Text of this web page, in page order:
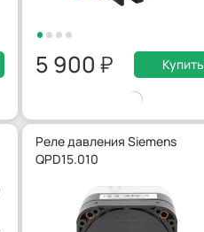
5 900 Купить
Реле давления Siemens
QPD15.010